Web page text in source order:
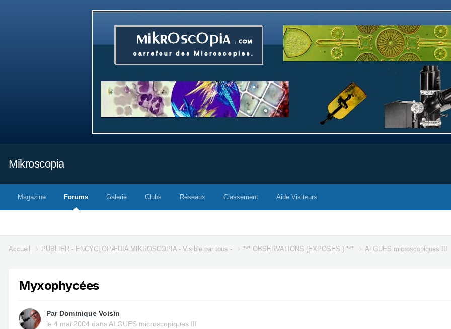
Mikroscopia
Magazine Forums Galerie Clubs Réseaux Classement Aide Visiteurs
Accueil PUBLIER - ENCYCLOPÆDIA MIKROSCOPIA - Visible par tous - *** OBSERVATIONS (EXPOSES ) *** ALGUES microscopiques III
Myxophycées
Par Dominique Voisin
le 4 mai 2004 dansALGUES microscopiques III